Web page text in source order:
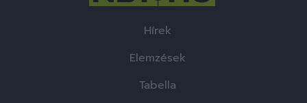
Hírek
Elemzések
Tabella